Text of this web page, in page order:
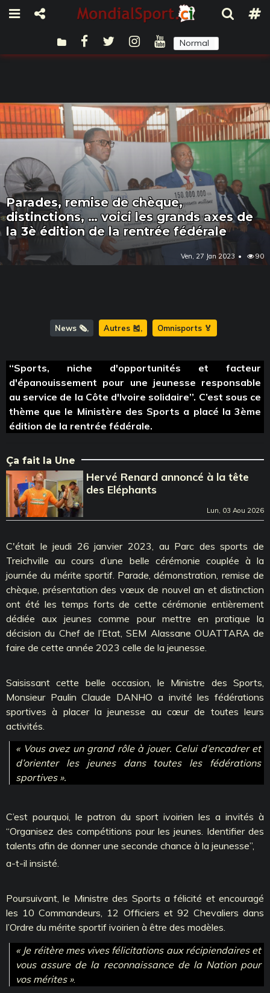
Normal
Parades, remise de chèque,
distinctions, … voici les grands axes de
la 3è édition de la rentrée fédérale
Ven, 27 Jan 2023 90
News 🗞️ Autres 🎽 Omnisports 🏅
‘‘Sports, niche d'opportunités et facteur
d'épanouissement pour une jeunesse responsable
au service de la Côte d'Ivoire solidaire’’. C’est sous ce
thème que le Ministère des Sports a placé la 3ème
édition de la rentrée fédérale.
Ça fait la Une
Hervé Renard annoncé à la tête
des Eléphants
Lun, 03 Aou 2026
C'était le jeudi 26 janvier 2023, au Parc des sports de
Treichville au cours d’une belle cérémonie couplée à la
journée du mérite sportif. Parade, démonstration, remise de
chèque, présentation des vœux de nouvel an et distinction
ont été les temps forts de cette cérémonie entièrement
dédiée aux jeunes comme pour mettre en pratique la
décision du Chef de l’Etat, SEM Alassane OUATTARA de
faire de cette année 2023 celle de la jeunesse.
Saisissant cette belle occasion, le Ministre des Sports,
Monsieur Paulin Claude DANHO a invité les fédérations
sportives à placer la jeunesse au cœur de toutes leurs
activités.
« Vous avez un grand rôle à jouer. Celui d’encadrer et
d’orienter les jeunes dans toutes les fédérations
sportives ».
C’est pourquoi, le patron du sport ivoirien les a invités à
‘‘Organisez des compétitions pour les jeunes. Identifier des
talents afin de donner une seconde chance à la jeunesse’’,
a-t-il insisté.
Poursuivant, le Ministre des Sports a félicité et encouragé
les 10 Commandeurs, 12 Officiers et 92 Chevaliers dans
l’Ordre du mérite sportif ivoirien à être des modèles.
« Je réitère mes vives félicitations aux récipiendaires et
vous assure de la reconnaissance de la Nation pour
vos mérites ».